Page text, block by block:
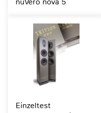
Einzeltest